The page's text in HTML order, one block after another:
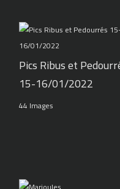
Pics Ribus et
15-16/01/2022
44 Images